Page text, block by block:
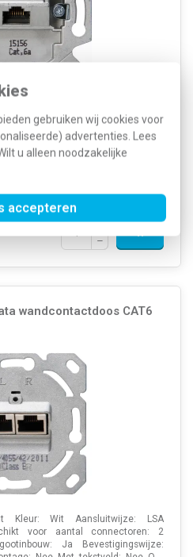
gebruiken wij cookies voor
advertenties. Lees
Wilt u alleen noodzakelijke
accepteren
Ja Met klapdeksel: Nee Gebruik:
Onbehandeld Uitvoerrichting:
Meer informatie »
27,23
in huis*
wandcontactdoos CAT6
Kleur: Wit Aansluitwijze: LSA
voor aantal connectoren: 2
Ja Bevestigingswijze: